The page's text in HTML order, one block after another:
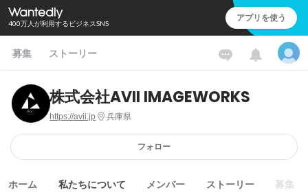
400万人が利用するビジネスSNS アプリを使う
募集 ストーリー
株式会社AVII IMAGEWORKS
https://avii.jp 兵庫県
フォロー
ホーム 私たちについて メンバー ストーリー 募集